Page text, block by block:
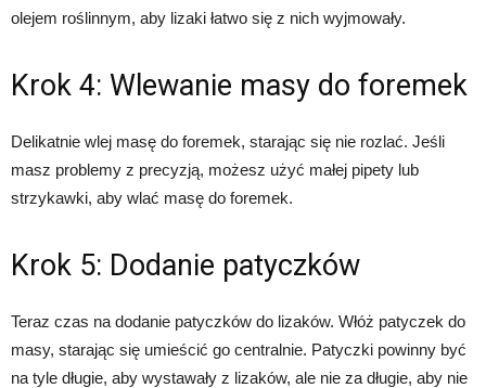
olejem roślinnym, aby lizaki łatwo się z nich wyjmowały.
Krok 4: Wlewanie masy do foremek
Delikatnie wlej masę do foremek, starając się nie rozlać. Jeśli
masz problemy z precyzją, możesz użyć małej pipety lub
strzykawki, aby wlać masę do foremek.
Krok 5: Dodanie patyczków
Teraz czas na dodanie patyczków do lizaków. Włóż patyczek do
masy, starając się umieścić go centralnie. Patyczki powinny być
na tyle długie, aby wystawały z lizaków, ale nie za długie, aby nie